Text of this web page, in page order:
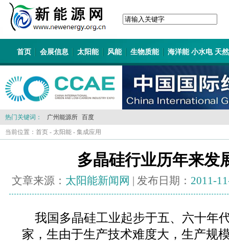
首页 会展信息 太阳能 风能 生物质能 海洋能 小水电 天
热门关键词： 广州能源所 百度
当前位置： 首页 - 太阳能 - 集成应用
多晶硅行业历年来发
文章来源： 太阳能新闻网 | 发布日期： 2011-
我国多晶硅工业起步于五、六十年
家，生由于生产技术难度大，生产规